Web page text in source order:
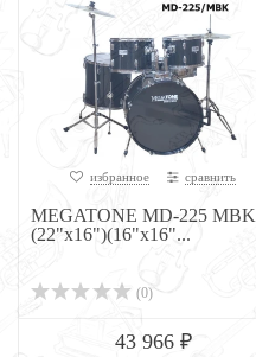
избранное сравнить
MEGATONE MD-225 MBK
(22"х16")(16"x16"...
(0)
43 966 ₽